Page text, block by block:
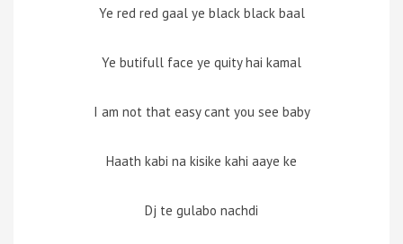
Ye red red gaal ye black black baal
Ye butifull face ye quity hai kamal
I am not that easy cant you see baby
Haath kabi na kisike kahi aaye ke
Dj te gulabo nachdi